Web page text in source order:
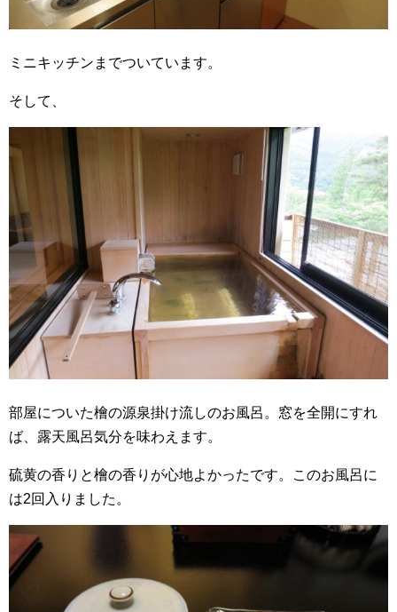
ミニキッチンまでついています。
そして、
部屋についた檜の源泉掛け流しのお風呂。窓を全開にすれ
ば、露天風呂気分を味わえます。
硫黄の香りと檜の香りが心地よかったです。このお風呂に
は2回入りました。